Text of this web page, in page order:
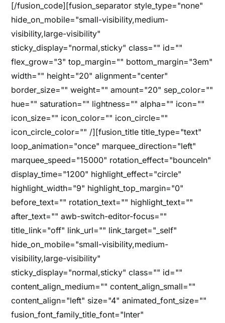
[/fusion_code][fusion_separator style_type="none"
hide_on_mobile="small-visibility,medium-
visibility,large-visibility"
sticky_display="normal,sticky" class="" id=""
flex_grow="3" top_margin="" bottom_margin="3em"
width="" height="20" alignment="center"
border_size="" weight="" amount="20" sep_color=""
hue="" saturation="" lightness="" alpha="" icon=""
icon_size="" icon_color="" icon_circle=""
icon_circle_color="" /][fusion_title title_type="text"
loop_animation="once" marquee_direction="left"
marquee_speed="15000" rotation_effect="bounceIn"
display_time="1200" highlight_effect="circle"
highlight_width="9" highlight_top_margin="0"
before_text="" rotation_text="" highlight_text=""
after_text="" awb-switch-editor-focus=""
title_link="off" link_url="" link_target="_self"
hide_on_mobile="small-visibility,medium-
visibility,large-visibility"
sticky_display="normal,sticky" class="" id=""
content_align_medium="" content_align_small=""
content_align="left" size="4" animated_font_size=""
fusion_font_family_title_font="Inter"